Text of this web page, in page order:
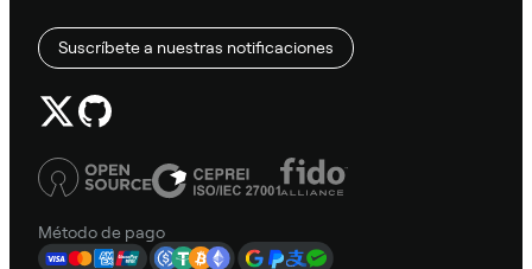
Suscríbete a nuestras notificaciones
Método de pago